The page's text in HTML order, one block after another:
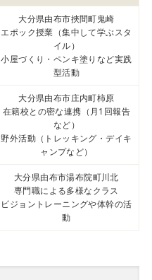
大分県由布市挾間町鬼崎
エポック授業（集中して学ぶスタ
イル）
小屋づくり・ペンキ塗りなど実践
型活動
大分県由布市庄内町柿原
在籍校との密な連携（月1回報告
など）
野外活動（トレッキング・デイキ
ャンプなど）
大分県由布市湯布院町川北
専門職による多様なクラス
ビジョントレーニングや体幹の活
動